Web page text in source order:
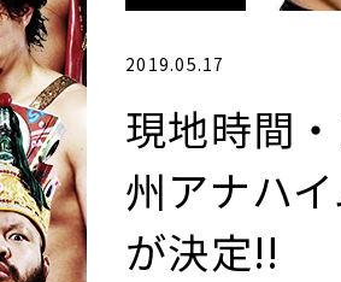
2019.05.17
現地時間
州アナハ
が決定!!